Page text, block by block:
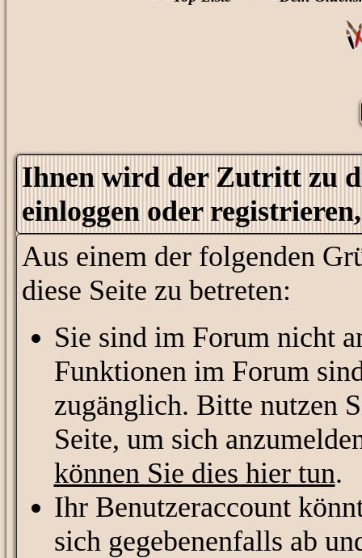
Ihnen wird der Zutritt zu
einloggen oder
Aus einem der folgenden
diese Seite zu betreten:
Sie sind im Forum nicht
Funktionen im Forum
zugänglich. Bitte nutzen
Seite, um sich
können Sie dies hier tun.
Ihr Benutzeraccount
sich gegebenenfalls ab